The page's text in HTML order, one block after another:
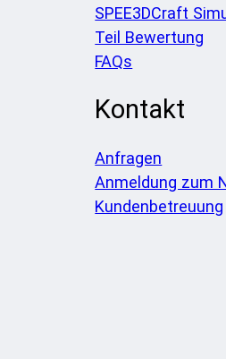
SPEE3DCraft
Teil Bewertung
FAQs
Kontakt
Anfragen
Anmeldung zum
Kundenbetreuung